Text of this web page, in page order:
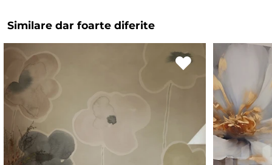
Similare dar foarte diferite